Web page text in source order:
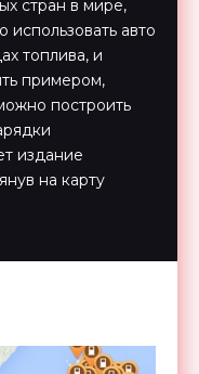
стран в мире,
использовать авто
топлива, и
примером,
построить
издание
на карту